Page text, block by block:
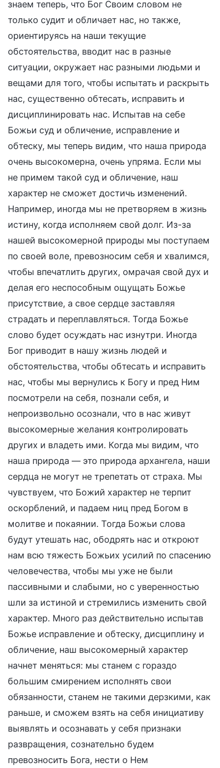
знаем теперь, что Бог Своим словом не
только судит и обличает нас, но также,
ориентируясь на наши текущие
обстоятельства, вводит нас в разные
ситуации, окружает нас разными людьми и
вещами для того, чтобы испытать и раскрыть
нас, существенно обтесать, исправить и
дисциплинировать нас. Испытав на себе
Божьи суд и обличение, исправление и
обтеску, мы теперь видим, что наша природа
очень высокомерна, очень упряма. Если мы
не примем такой суд и обличение, наш
характер не сможет достичь изменений.
Например, иногда мы не претворяем в жизнь
истину, когда исполняем свой долг. Из-за
нашей высокомерной природы мы поступаем
по своей воле, превозносим себя и хвалимся,
чтобы впечатлить других, омрачая свой дух и
делая его неспособным ощущать Божье
присутствие, а свое сердце заставляя
страдать и переплавляться. Тогда Божье
слово будет осуждать нас изнутри. Иногда
Бог приводит в нашу жизнь людей и
обстоятельства, чтобы обтесать и исправить
нас, чтобы мы вернулись к Богу и пред Ним
посмотрели на себя, познали себя, и
непроизвольно осознали, что в нас живут
высокомерные желания контролировать
других и владеть ими. Когда мы видим, что
наша природа — это природа архангела, наши
сердца не могут не трепетать от страха. Мы
чувствуем, что Божий характер не терпит
оскорблений, и падаем ниц пред Богом в
молитве и покаянии. Тогда Божьи слова
будут утешать нас, ободрять нас и откроют
нам всю тяжесть Божьих усилий по спасению
человечества, чтобы мы уже не были
пассивными и слабыми, но с уверенностью
шли за истиной и стремились изменить свой
характер. Много раз действительно испытав
Божье исправление и обтеску, дисциплину и
обличение, наш высокомерный характер
начнет меняться: мы станем с гораздо
большим смирением исполнять свои
обязанности, станем не такими дерзкими, как
раньше, и сможем взять на себя инициативу
выявлять и осознавать у себя признаки
развращения, сознательно будем
превозносить Бога, нести о Нем